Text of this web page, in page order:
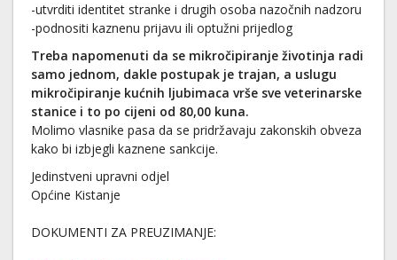
-utvrditi identitet stranke i drugih osoba nazočnih nadzoru
-podnositi kaznenu prijavu ili optužni prijedlog
Treba napomenuti da se mikročipiranje životinja radi
samo jednom, dakle postupak je trajan, a uslugu
mikročipiranje kućnih ljubimaca vrše sve veterinarske
stanice i to po cijeni od 80,00 kuna.
Molimo vlasnike pasa da se pridržavaju zakonskih obveza
kako bi izbjegli kaznene sankcije.
Jedinstveni upravni odjel
Općine Kistanje
DOKUMENTI ZA PREUZIMANJE: